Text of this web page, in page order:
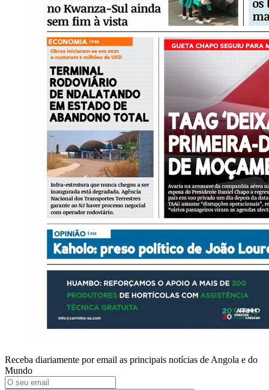
Receba diariamente por email as principais notícias de Angola e do
Mundo